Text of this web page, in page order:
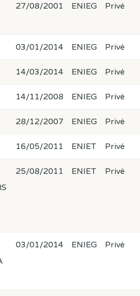
27/08/2001 ENIEG Privé
03/01/2014 ENIEG Privé
14/03/2014 ENIEG Privé
14/11/2008 ENIEG Privé
28/12/2007 ENIEG Privé
16/05/2011 ENIET Privé
25/08/2011 ENIET Privé
03/01/2014 ENIEG Privé